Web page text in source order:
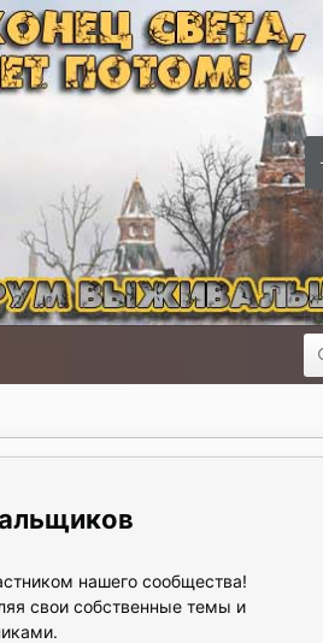
нашего сообщества!
свои собственные темы и